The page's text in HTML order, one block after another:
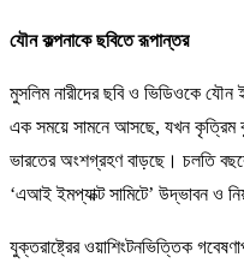
যৌন কল্পনাকে ছবিতে রূপান্তর
মুসলিম নারীদের ছবি ও ভিডিওকে যৌন
এক সময়ে সামনে আসছে, যখন কৃত্রিম
ভারতের অংশগ্রহণ বাড়ছে। চলতি
‘এআই ইমপ্যাক্ট সামিটে’ উদ্ভাবন ও
যুক্তরাষ্ট্রের ওয়াশিংটনভিত্তিক